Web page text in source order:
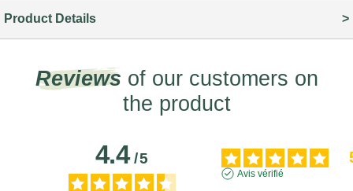
Product Details
Reviews of our customers on
the product
4.4/5
Avis vérifié